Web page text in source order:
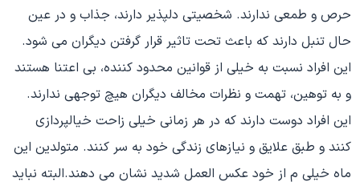
حرص و طمعی ندارند. شخصیتی دلپذیر دارند، جذاب و در عین
حال تنبل دارند که باعث تحت تاثیر قرار گرفتن دیگران می شود.
این افراد نسبت به خیلی از قوانین محدود کننده، بی اعتنا هستند
و به توهین، تهمت و نظرات مخالف دیگران هیچ توجهی ندارند.
این افراد دوست دارند که در هر زمانی خیلی زاحت خیالپردازی
کنند و طبق علایق و نیازهای زندگی خود به سر کنند. متولدین این
ماه خیلی م از خود عکس العمل شدید نشان می دهند.البته نباید